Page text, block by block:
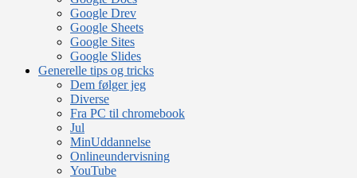
Google Drev
Google Sheets
Google Sites
Google Slides
Generelle tips og tricks
Dem følger jeg
Diverse
Fra PC til chromebook
Jul
MinUddannelse
Onlineundervisning
YouTube